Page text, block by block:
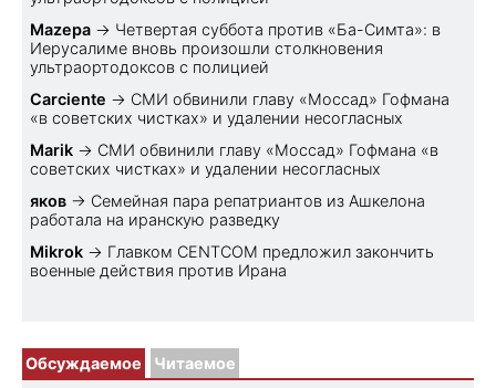
Mazepa → Четвертая суббота против «Ба-Симта»: в
Иерусалиме вновь произошли столкновения
ультраортодоксов с полицией
Carciente → СМИ обвинили главу «Моссад» Гофмана
«в советских чистках» и удалении несогласных
Marik → СМИ обвинили главу «Моссад» Гофмана «в
советских чистках» и удалении несогласных
яков → Семейная пара репатриантов из Ашкелона
работала на иранскую разведку
Mikrok → Главком CENTCOM предложил закончить
военные действия против Ирана
Обсуждаемое Читаемое